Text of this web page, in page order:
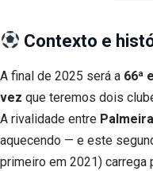
Contexto e
A final de 2025 será a 66ª
vez que teremos dois
A rivalidade entre
aquecendo — e este
primeiro em 2021) carrega